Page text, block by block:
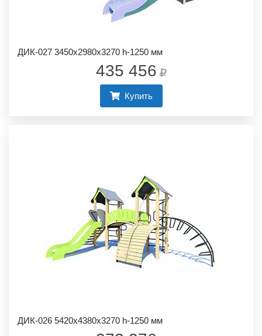
ДИК-027 3450х2980х3270 h-1250 мм
435 456
Купить
ДИК-026 5420х4380х3270 h-1250 мм